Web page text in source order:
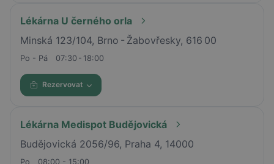
Lékárna U černého orla
Minská 123/104, Brno - Žabovřesky, 616 00
Po - Pá 07:30 - 18:00
Rezervovat
Lékárna Medispot Budějovická
Budějovická 2056/96, Praha 4, 14000
Po 08:00 - 15:00